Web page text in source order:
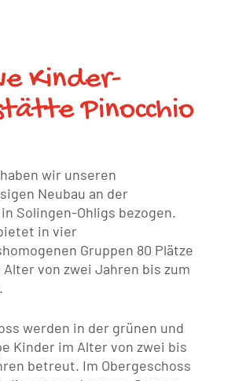
Kinder-
Pinocchio
wir unseren
Neubau an der
Solingen-Ohligs bezogen.
in vier
Gruppen 80 Plätze
von zwei Jahren bis zum
werden in der grünen und
Kinder im Alter von zwei bis
betreut. Im Obergeschoss